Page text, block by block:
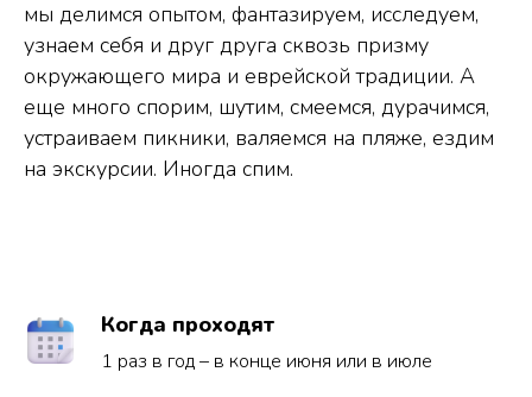
мы делимся опытом, фантазируем, исследуем,
узнаем себя и друг друга сквозь призму
окружающего мира и еврейской традиции. А
еще много спорим, шутим, смеемся, дурачимся,
устраиваем пикники, валяемся на пляже, ездим
на экскурсии. Иногда спим.
Когда проходят
1 раз в год – в конце июня или в июле